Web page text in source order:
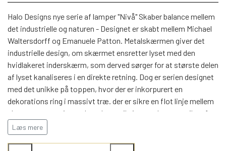
DAYBED/CHAISELONG
ENTRE
BELYSNING
REOLER
REOL EDGE
VÆGPANELER
BELYSNING
VÆGPANELER
SPEJLE
BELYSNING
VÆGPANELER
SPEJLE
VÆGPANELER
SPEJLE
SPEJLE
PARKERING
AFHENTNING
MONTERING & LEVERING
Halo Designs nye serie af lamper "Nivå" Skaber balance mellem
det industrielle og naturen - Designet er skabt mellem Michael
Waltersdorff og Emanuele Patton. Metalskærmen giver det
industrielle design, om skærmet ensretter lyset med den
hvidlakeret inderskærm, som derved sørger for at største delen
af lyset kanaliseres i en direkte retning. Dog er serien designet
med det unikke på toppen, hvor der er inkorpurert en
dekorations ring i massivt træ. der er sikre en flot linje mellem
skærnm og træ ringen, hvor lyset vil give en elegant stribe af
behageligt lys. Træringen giver den naturlige balance, en flot
tonet farvet i træet giver det rolige design. En rigtig fin
Læs mere